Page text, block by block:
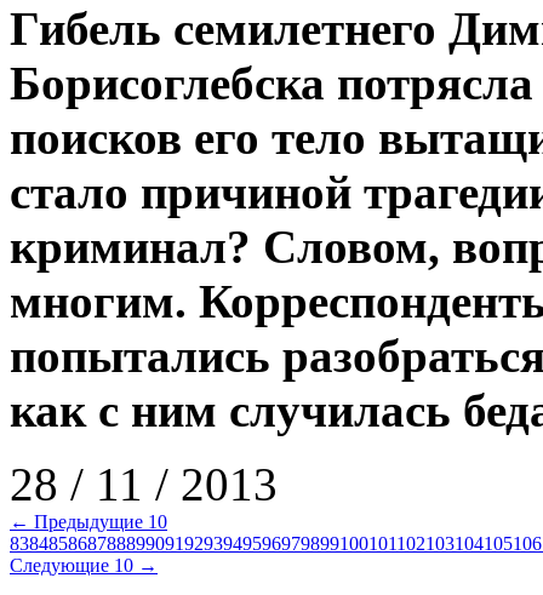
Гибель семилетнего
Борисоглебска
поисков его тело
стало причиной
криминал? Словом,
многим.
попытались
как с ним случилась
28 / 11 / 2013
← Предыдущие 10
8384858687888990919293949596979899100101102103104105106
Следующие 10 →